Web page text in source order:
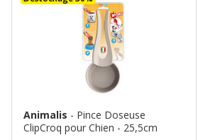
Animalis - Pince Doseuse
ClipCroq pour Chien - 25,5cm